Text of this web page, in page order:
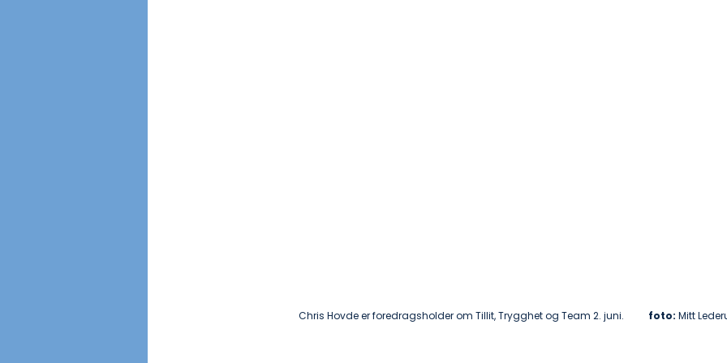
Chris Hovde er foredragsholder om Tillit, Trygghet og Team 2. juni. foto: Mitt